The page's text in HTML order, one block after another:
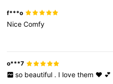
f***o
NiceComfy
o***7
so beautiful . I love them ❤️ 💕